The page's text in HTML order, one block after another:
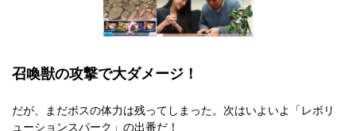
召喚獣の攻撃で大ダメージ！
だが、まだボスの体力は残ってしまった。次はいよいよ「レボリ
ューションスパーク」の出番だ！